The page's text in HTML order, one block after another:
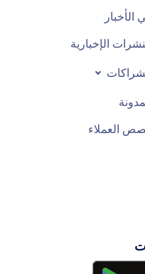
الأخبار
الإخبارية
العملاء